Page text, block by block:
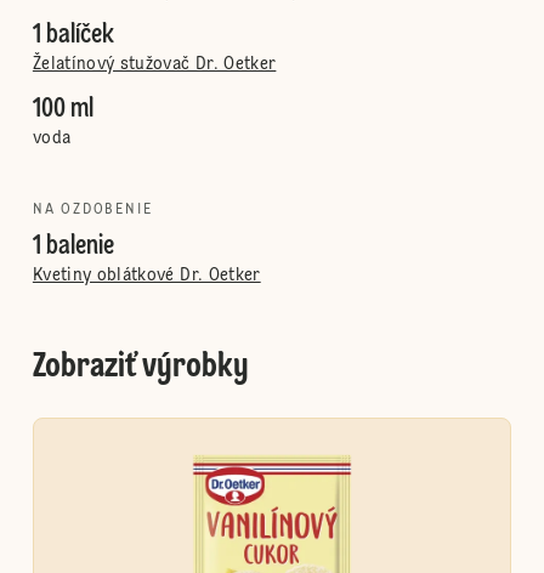
1 balíček
Želatínový stužovač Dr. Oetker
100 ml
voda
NA OZDOBENIE
1 balenie
Kvetiny oblátkové Dr. Oetker
Zobraziť výrobky